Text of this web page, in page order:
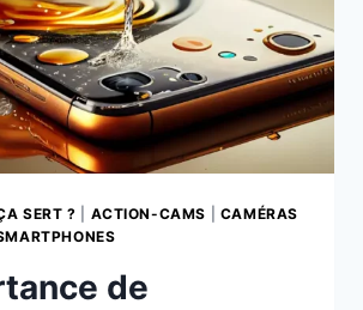
SERT ? ACTION-CAMS
CAMÉRAS
de